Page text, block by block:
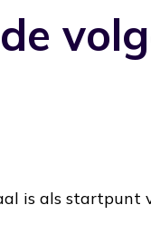
is als startpunt